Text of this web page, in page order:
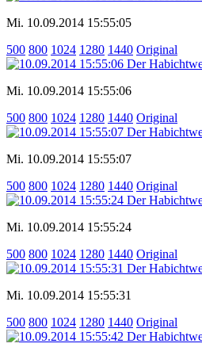
Mi. 10.09.2014 15:55:05
500 800 1024 1280 1440 Original
Mi. 10.09.2014 15:55:06
500 800 1024 1280 1440 Original
Mi. 10.09.2014 15:55:07
500 800 1024 1280 1440 Original
Mi. 10.09.2014 15:55:24
500 800 1024 1280 1440 Original
Mi. 10.09.2014 15:55:31
500 800 1024 1280 1440 Original